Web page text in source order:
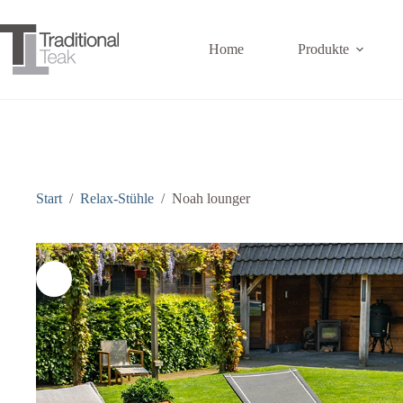
Inhalt
springen
Home Produkte
Start / Relax-Stühle / Noah lounger